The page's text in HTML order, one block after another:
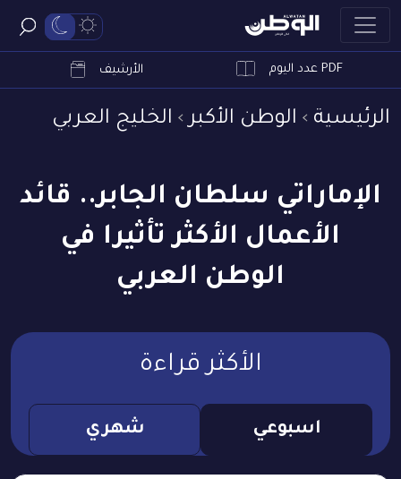
PDF عدد اليوم الأرشيف
الرئيسية الوطن الأكبر الخليج العربي
الإماراتي سلطان الجابر.. قائد
الأعمال الأكثر تأثيرا في
الوطن العربي
الأكثر قراءة
اسبوعي شهري